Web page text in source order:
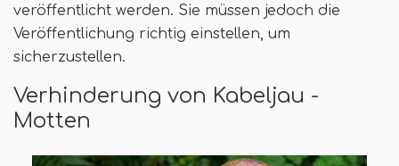
veröffentlicht werden. Sie müssen jedoch die
Veröffentlichung richtig einstellen, um
sicherzustellen.
Verhinderung von Kabeljau -
Motten